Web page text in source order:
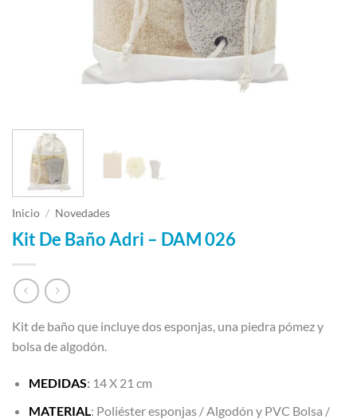
Inicio / Novedades
Kit De Baño Adri – DAM 026
Kit de baño que incluye dos esponjas, una piedra pómez y
bolsa de algodón.
MEDIDAS: 14 X 21 cm
MATERIAL: Poliéster esponjas / Algodón y PVC Bolsa /